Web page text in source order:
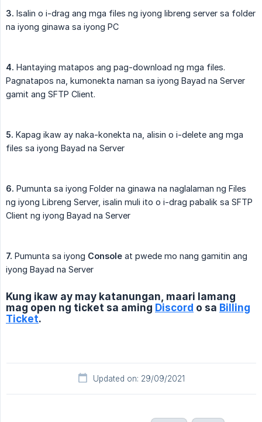
3. Isalin o i-drag ang mga files ng iyong libreng server sa folder
na iyong ginawa sa iyong PC
4. Hantaying matapos ang pag-download ng mga files.
Pagnatapos na, kumonekta naman sa iyong Bayad na Server
gamit ang SFTP Client.
5. Kapag ikaw ay naka-konekta na, alisin o i-delete ang mga
files sa iyong Bayad na Server
6. Pumunta sa iyong Folder na ginawa na naglalaman ng Files
ng iyong Libreng Server, isalin muli ito o i-drag pabalik sa SFTP
Client ng iyong Bayad na Server
7. Pumunta sa iyong Console at pwede mo nang gamitin ang
iyong Bayad na Server
Kung ikaw ay may katanungan, maari lamang
mag open ng ticket sa aming Discord o sa Billing
Ticket.
Updated on: 29/09/2021